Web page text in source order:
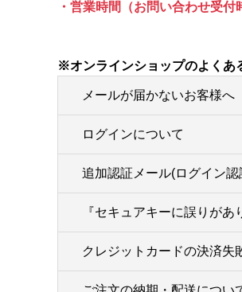
・営業時間（お問い合わせ受
※オンラインショップのよくあ
メールが届かないお客様へ
ログインについて
追加認証メール(ログイン
『セキュアキーに誤りが
クレジットカードの決済失